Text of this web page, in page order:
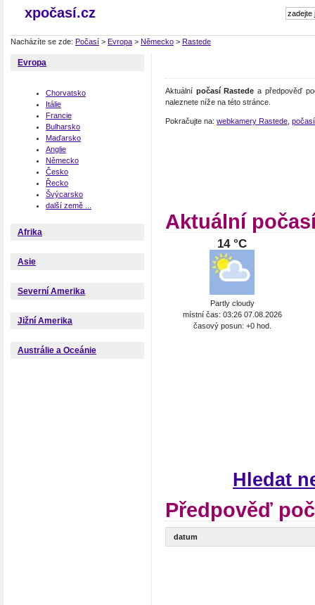
xpočasí.cz
Nacházíte se zde: Počasí > Evropa > Německo > Rastede
Evropa
Chorvatsko
Itálie
Francie
Bulharsko
Maďarsko
Anglie
Německo
Česko
Řecko
Švýcarsko
další země ...
Afrika
Asie
Severní Amerika
Jižní Amerika
Austrálie a Oceánie
Aktuální počasí Rastede a předpověď
naleznete níže na této stránce.
Pokračujte na: webkamery Rastede
Aktuální
14 °C
Partly cloudy
místní čas: 03:26 07.08.2026
časový posun: +0 hod.
Hledat
Předpověď
datum